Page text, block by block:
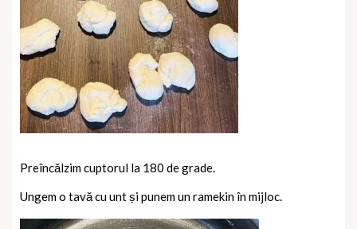
Preîncălzim cuptorul la 180 de grade.
Ungem o tavă cu unt și punem un ramekin în mijloc.